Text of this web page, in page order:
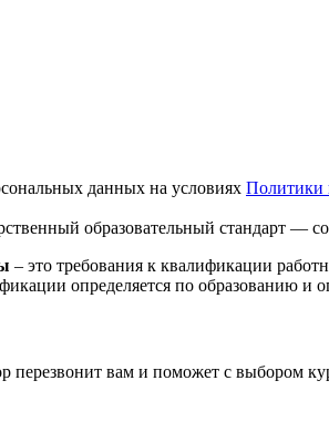
данных на условиях Политики
образовательный стандарт —
– это требования к квалификации
определяется по образованию и
перезвонит вам и поможет с выбором